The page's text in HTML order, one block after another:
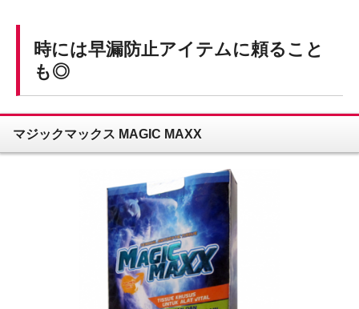
時には早漏防止アイテムに頼ること
も◎
マジックマックス MAGIC MAXX